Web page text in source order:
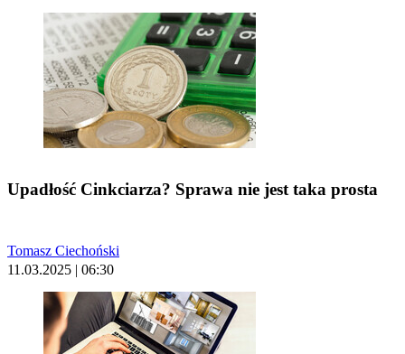
Upadłość Cinkciarza? Sprawa nie jest taka prosta
Tomasz Ciechoński
11.03.2025 | 06:30